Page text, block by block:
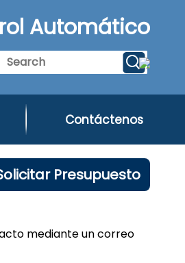
Automático
Contáctenos
Presupuesto
mediante un correo